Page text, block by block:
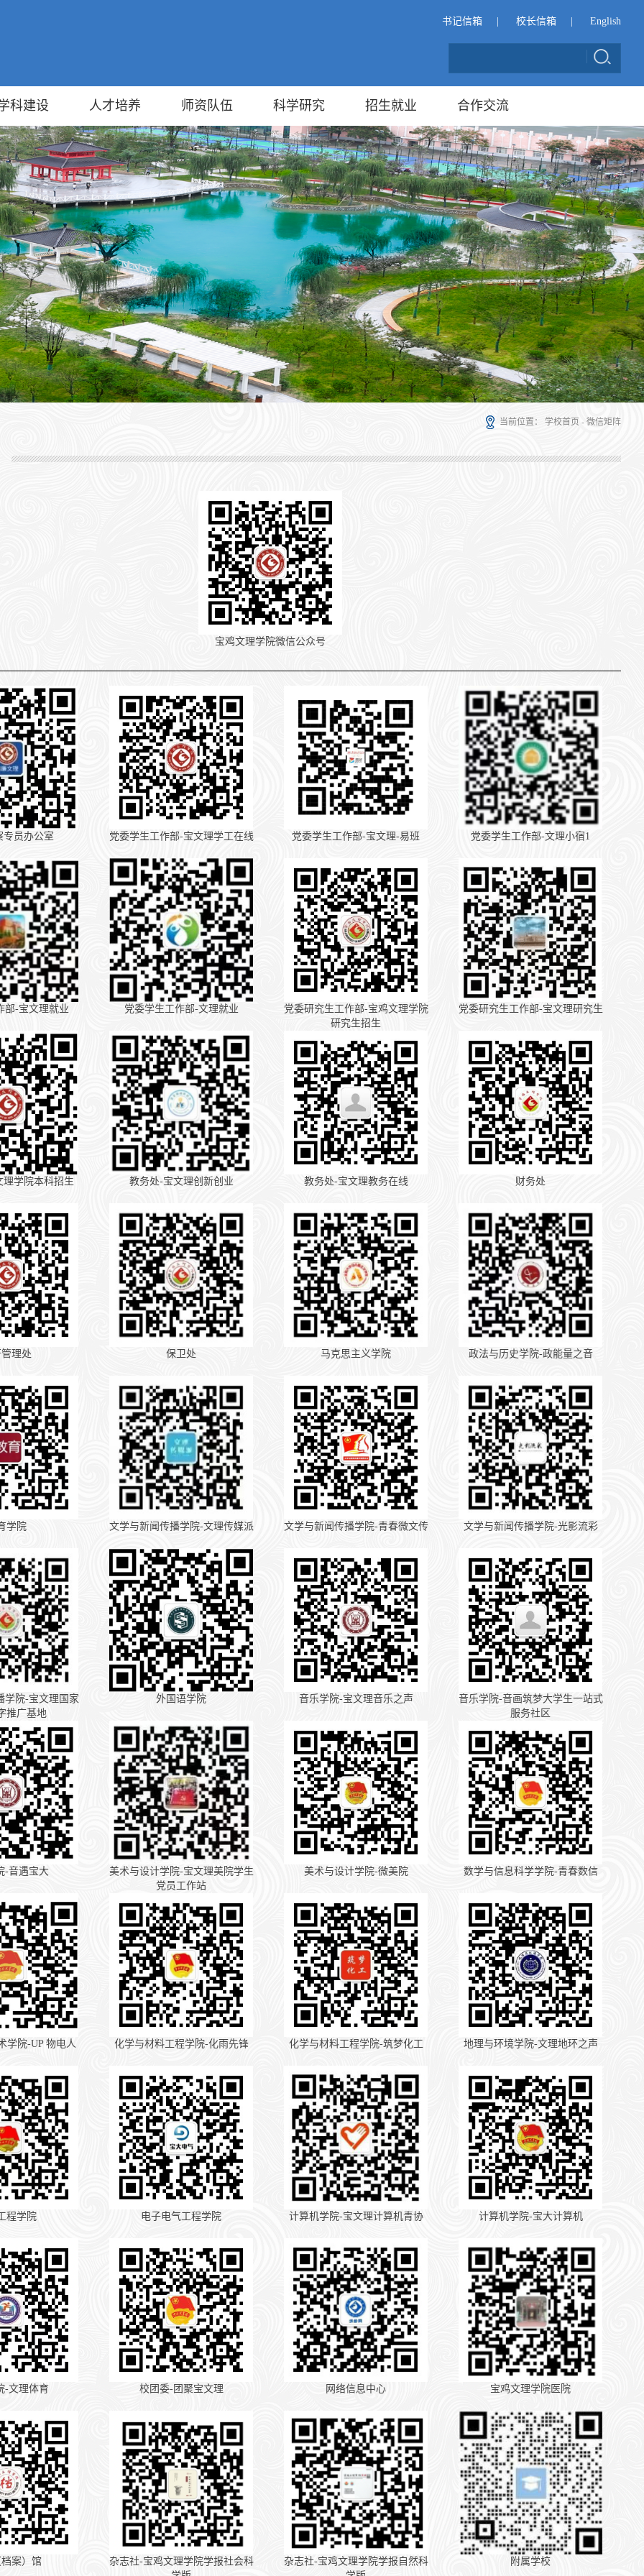
书记信箱 校长信箱 English
科建设 人才培养 师资队伍 科学研究 招生就业 合作交流
当前位置： 学校首页 - 微信矩阵
宝鸡文理学院微信公众号
专员办公室 党委学生工作部-宝文理学工在线 党委学生工作部-宝文理-易班 党委学生工作部-文理小宿1
部-宝文理就业 党委学生工作部-文理就业
党委研究生工作部-宝鸡文理学院
研究生招生
党委研究生工作部-宝文理研究生
理学院本科招生 教务处-宝文理创新创业 教务处-宝文理教务在线 财务处
理处 保卫处 马克思主义学院 政法与历史学院-政能量之音
学院 文学与新闻传播学院-文理传媒派 文学与新闻传播学院-青春微文传 文学与新闻传播学院-光影流彩
学院-宝文理国家
推广基地
外国语学院 音乐学院-宝文理音乐之声
音乐学院-音画筑梦大学生一站式
服务社区
-音遇宝大
美术与设计学院-宝文理美院学生
党员工作站
美术与设计学院-微美院 数学与信息科学学院-青春数信
学院-UP 物电人 化学与材料工程学院-化雨先锋 化学与材料工程学院-筑梦化工 地理与环境学院-文理地环之声
程学院 电子电气工程学院 计算机学院-宝文理计算机青协 计算机学院-宝大计算机
-文理体育 校团委-团聚宝文理 网络信息中心 宝鸡文理学院医院
案）馆
杂志社-宝鸡文理学院学报社会科
杂志社-宝鸡文理学院学报自然科
附属学校